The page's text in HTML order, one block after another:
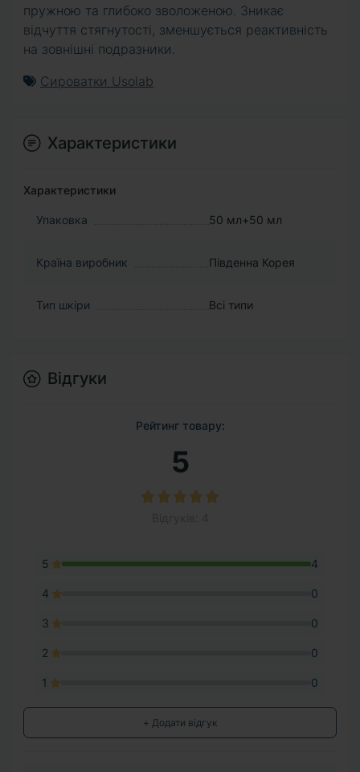
пружною та глибоко зволоженою. Зникає
відчуття стягнутості, зменшується реактивність
на зовнішні подразники.
Сироватки Usolab
Характеристики
Характеристики
Упаковка 50 мл+50 мл
Країна виробник Південна Корея
Тип шкіри Всі типи
Відгуки
Рейтинг товару:
5
5 4
4 0
3 0
2 0
1 0
+ Додати відгук